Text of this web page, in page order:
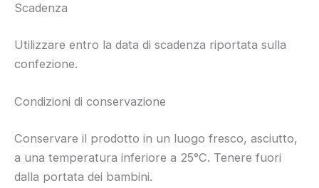
Scadenza
Utilizzare entro la data di scadenza riportata sulla
confezione.
Condizioni di conservazione
Conservare il prodotto in un luogo fresco, asciutto,
a una temperatura inferiore a 25°C. Tenere fuori
dalla portata dei bambini.